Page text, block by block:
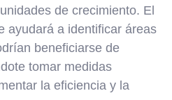
de crecimiento. El
ayudará a identificar áreas
beneficiarse de
tomar medidas
la eficiencia y la